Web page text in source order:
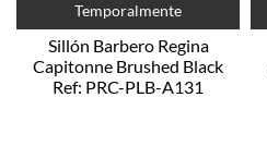
Temporalmente
Sillón Barbero Regina
Capitonne Brushed Black
Ref: PRC-PLB-A131